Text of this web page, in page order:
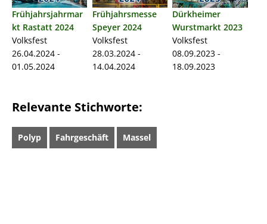
Frühjahrsjahrmar
kt Rastatt 2024
Volksfest
26.04.2024 -
01.05.2024
Frühjahrsmesse
Speyer 2024
Volksfest
28.03.2024 -
14.04.2024
Dürkheimer
Wurstmarkt 2023
Volksfest
08.09.2023 -
18.09.2023
Relevante Stichworte:
Polyp Fahrgeschäft Massel